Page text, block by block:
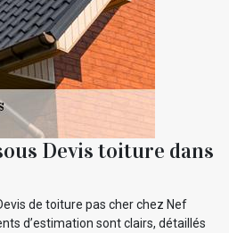
Devis toiture dans
de toiture pas cher chez Nef
d’estimation sont clairs, détaillés